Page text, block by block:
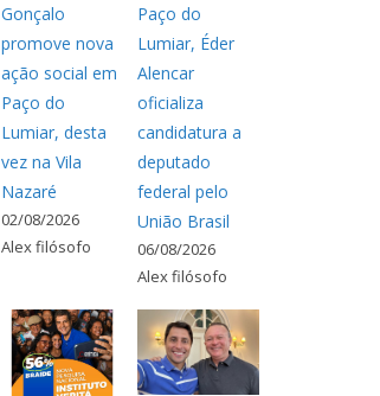
Gonçalo
promove nova
ação social em
Paço do
Lumiar, desta
vez na Vila
Nazaré
02/08/2026
Alex filósofo
Paço do
Lumiar, Éder
Alencar
oficializa
candidatura a
deputado
federal pelo
União Brasil
06/08/2026
Alex filósofo